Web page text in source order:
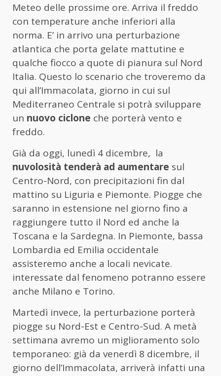
Meteo delle prossime ore. Arriva il freddo
con temperature anche inferiori alla
norma. E’ in arrivo una perturbazione
atlantica che porta gelate mattutine e
qualche fiocco a quote di pianura sul Nord
Italia. Questo lo scenario che troveremo da
qui all’Immacolata, giorno in cui sul
Mediterraneo Centrale si potrà sviluppare
un nuovo ciclone che porterà vento e
freddo.
Già da oggi, lunedì 4 dicembre, la
nuvolosità tenderà ad aumentare sul
Centro-Nord, con precipitazioni fin dal
mattino su Liguria e Piemonte. Piogge che
saranno in estensione nel giorno fino a
raggiungere tutto il Nord ed anche la
Toscana e la Sardegna. In Piemonte, bassa
Lombardia ed Emilia occidentale
assisteremo anche a locali nevicate.
interessate dal fenomeno potranno essere
anche Milano e Torino.
Martedì invece, la perturbazione porterà
piogge su Nord-Est e Centro-Sud. A metà
settimana avremo un miglioramento solo
temporaneo: già da venerdì 8 dicembre, il
giorno dell’Immacolata, arriverà infatti una